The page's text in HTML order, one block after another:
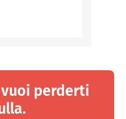
vuoi perderti